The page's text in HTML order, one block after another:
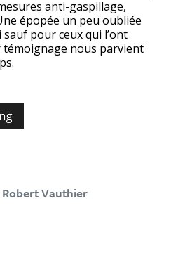
anti-gaspillage,
épopée un peu oubliée
sauf pour ceux qui l’ont
témoignage nous parvient
Robert Vauthier